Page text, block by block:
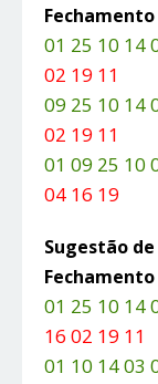
Fechamento
01 25 10 14
02 19 11
09 25 10 14
02 19 11
01 09 25 10
04 16 19
Sugestão
Fechamento
01 25 10 14
16 02 19 11
01 10 14 03